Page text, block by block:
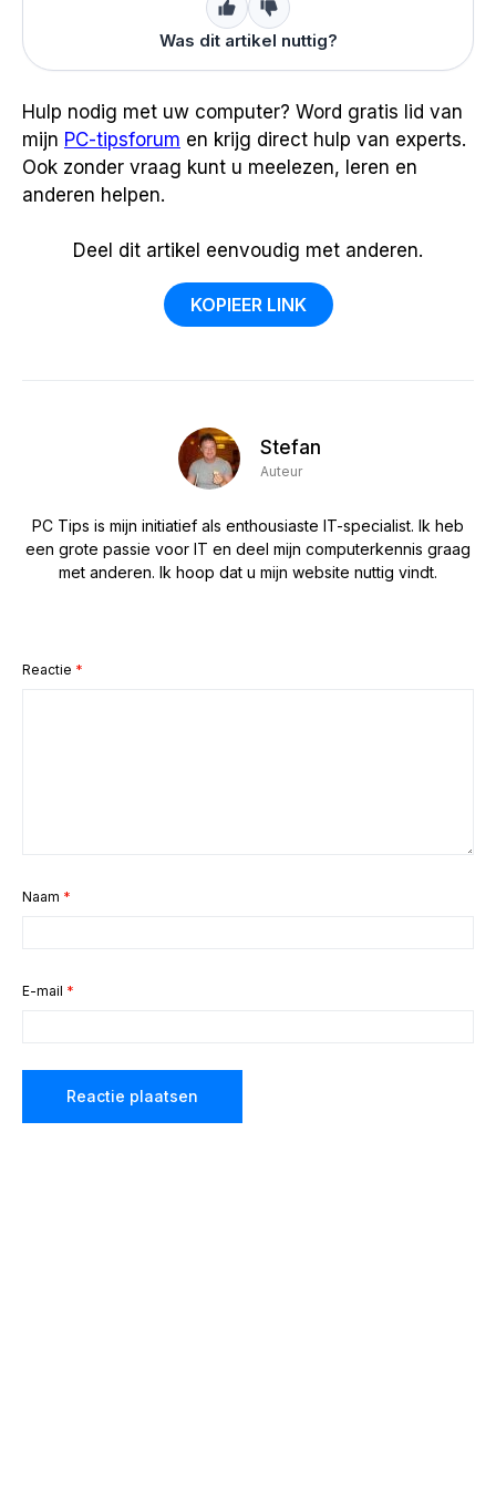
Was dit artikel nuttig?
Hulp nodig met uw computer? Word gratis lid van
mijn PC-tipsforum en krijg direct hulp van experts.
Ook zonder vraag kunt u meelezen, leren en
anderen helpen.
Deel dit artikel eenvoudig met anderen.
KOPIEER LINK
Stefan
Auteur
PC Tips is mijn initiatief als enthousiaste IT-specialist. Ik heb
een grote passie voor IT en deel mijn computerkennis graag
met anderen. Ik hoop dat u mijn website nuttig vindt.
Reactie *
Naam *
E-mail *